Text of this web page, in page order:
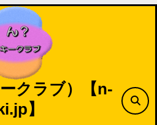
クラブ）【n-
】